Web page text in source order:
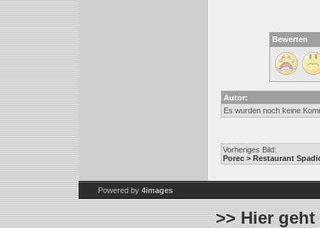
Bewerten
Autor:
Es wurden noch keine
Vorheriges Bild:
Porec > Restaurant
Powered by 4images
>> Hier